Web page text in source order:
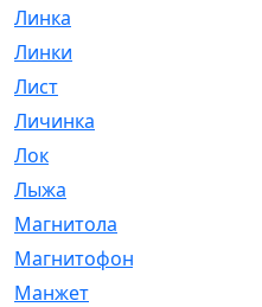
Линка
Линки
Лист
Личинка
Лок
Лыжа
Магнитола
Магнитофон
Манжет